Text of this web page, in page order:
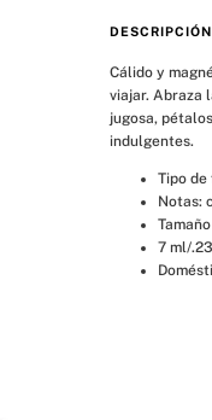
Cálido y
viajar. Abraza
jugosa,
indulgentes.
Tipo
Notas:
7 ml/